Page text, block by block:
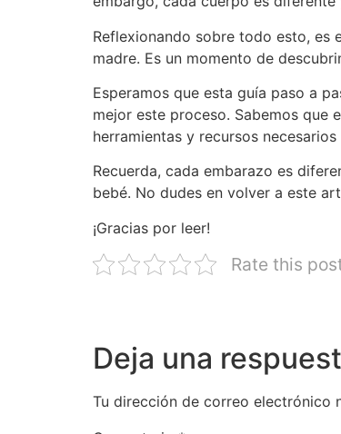
Reflexionando sobre todo esto, es
madre. Es un momento de
Esperamos que esta guía paso a
mejor este proceso. Sabemos
herramientas y recursos
Recuerda, cada embarazo es
bebé. No dudes en volver a este
¡Gracias por leer!
Rate this
Deja una
Tu dirección de correo electrónico